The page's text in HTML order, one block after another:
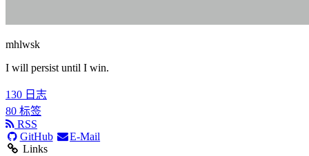
mhlwsk
I will persist until I win.
130 日志
80 标签
RSS
GitHub
E-Mail
Links